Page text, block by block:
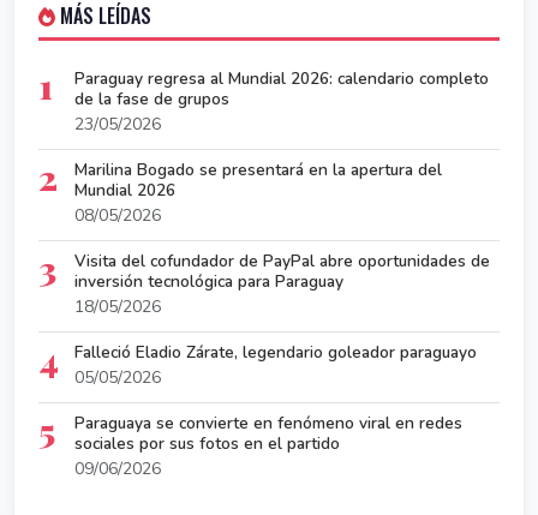
MÁS LEÍDAS
1
Paraguay regresa al Mundial 2026: calendario completo
de la fase de grupos
23/05/2026
2
Marilina Bogado se presentará en la apertura del
Mundial 2026
08/05/2026
3
Visita del cofundador de PayPal abre oportunidades de
inversión tecnológica para Paraguay
18/05/2026
4
Falleció Eladio Zárate, legendario goleador paraguayo
05/05/2026
5
Paraguaya se convierte en fenómeno viral en redes
sociales por sus fotos en el partido
09/06/2026